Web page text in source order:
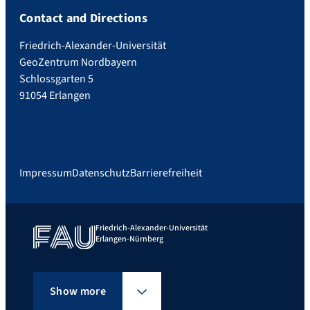
Contact and Directions
Friedrich-Alexander-Universität
GeoZentrum Nordbayern
Schlossgarten 5
91054 Erlangen
ImpressumDatenschutzBarrierefreiheit
Friedrich-Alexander-Universität
Erlangen-Nürnberg
Show more